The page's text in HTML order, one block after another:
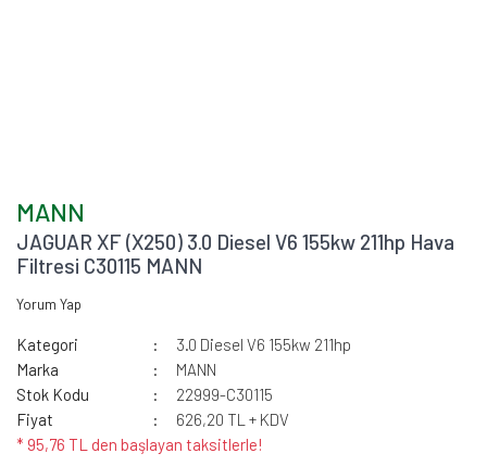
MANN
JAGUAR XF (X250) 3.0 Diesel V6 155kw 211hp Hava
Filtresi C30115 MANN
Yorum Yap
Kategori
3.0 Diesel V6 155kw 211hp
Marka
MANN
Stok Kodu
22999-C30115
Fiyat
626,20 TL + KDV
* 95,76 TL den başlayan taksitlerle!